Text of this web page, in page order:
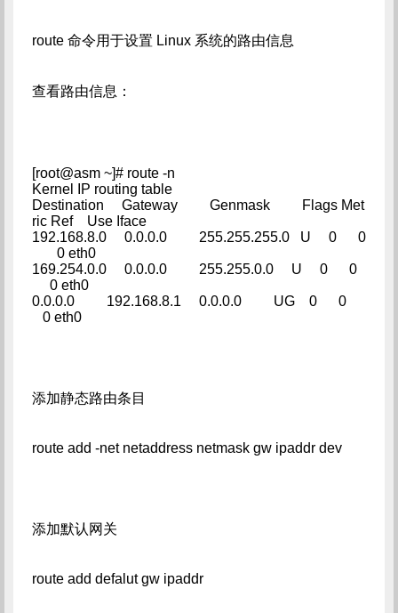
route 命令用于设置 Linux 系统的路由信息
查看路由信息：
[root@asm ~]# route -n
Kernel IP routing table
Destination Gateway Genmask Flags Met
ric Ref Use Iface
192.168.8.0 0.0.0.0 255.255.255.0 U 0 0
0 eth0
169.254.0.0 0.0.0.0 255.255.0.0 U 0 0
0 eth0
0.0.0.0 192.168.8.1 0.0.0.0 UG 0 0
0 eth0
添加静态路由条目
route add -net netaddress netmask gw ipaddr dev
添加默认网关
route add defalut gw ipaddr